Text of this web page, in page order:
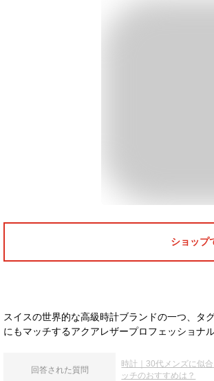
ショップ
スイスの世界的な高級時計ブランドの一つ、タ
にもマッチするアクアレザープロフェッショナ
回答された質問
時計｜30代メンズに似
ッチのおすすめは？